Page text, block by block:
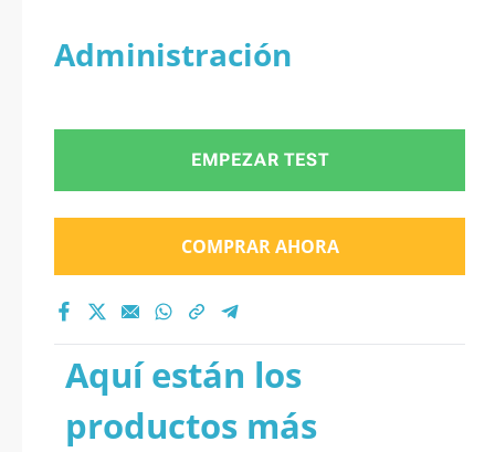
Administración
EMPEZAR TEST
COMPRAR AHORA
Aquí están los
productos más